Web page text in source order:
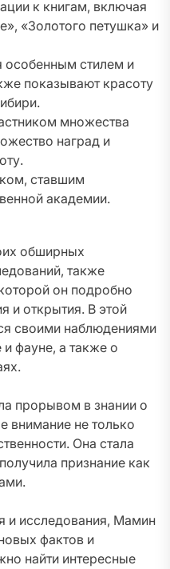
к книгам, включая
«Золотого петушка» и
особенным стилем и
показывают красоту
множества
наград и
ставшим
академии.
обширных
также
он подробно
и открытия. В этой
своими наблюдениями
фауне, а также о
прорывом в знании о
внимание не только
Она стала
признание как
и исследования, Мамин
фактов и
найти интересные